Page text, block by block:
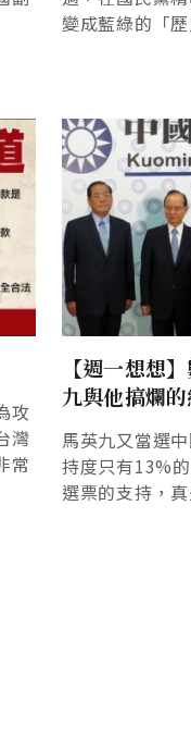
變成藍綠的「
攻
灣
常
【週一想想
九與他搞爛
馬英九又當選
持度只有13%
選票的支持，